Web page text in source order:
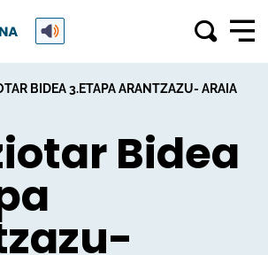
BIDEA 3.ETAPA ARANTZAZU- ARAIA
Bidea